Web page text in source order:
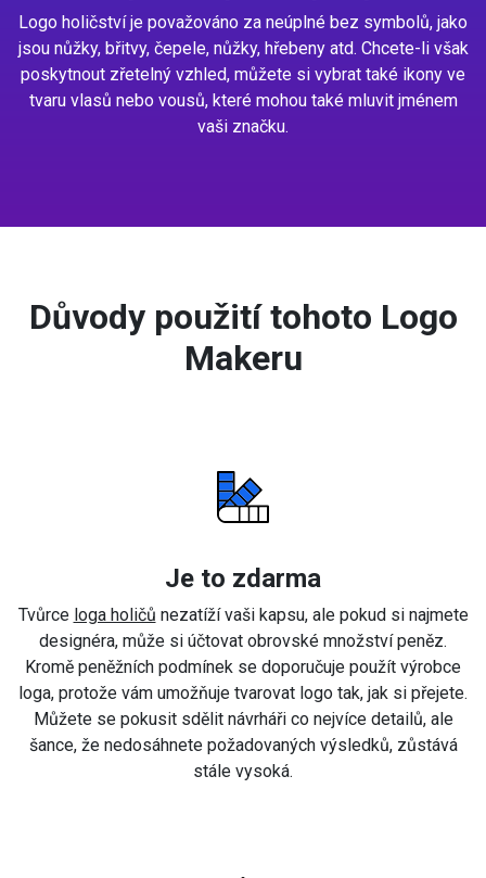
Logo holičství je považováno za neúplné bez symbolů, jako
jsou nůžky, břitvy, čepele, nůžky, hřebeny atd. Chcete-li však
poskytnout zřetelný vzhled, můžete si vybrat také ikony ve
tvaru vlasů nebo vousů, které mohou také mluvit jménem
vaši značku.
Důvody použití tohoto Logo
Makeru
Je to zdarma
Tvůrce loga holičů nezatíží vaši kapsu, ale pokud si najmete
designéra, může si účtovat obrovské množství peněz.
Kromě peněžních podmínek se doporučuje použít výrobce
loga, protože vám umožňuje tvarovat logo tak, jak si přejete.
Můžete se pokusit sdělit návrháři co nejvíce detailů, ale
šance, že nedosáhnete požadovaných výsledků, zůstává
stále vysoká.